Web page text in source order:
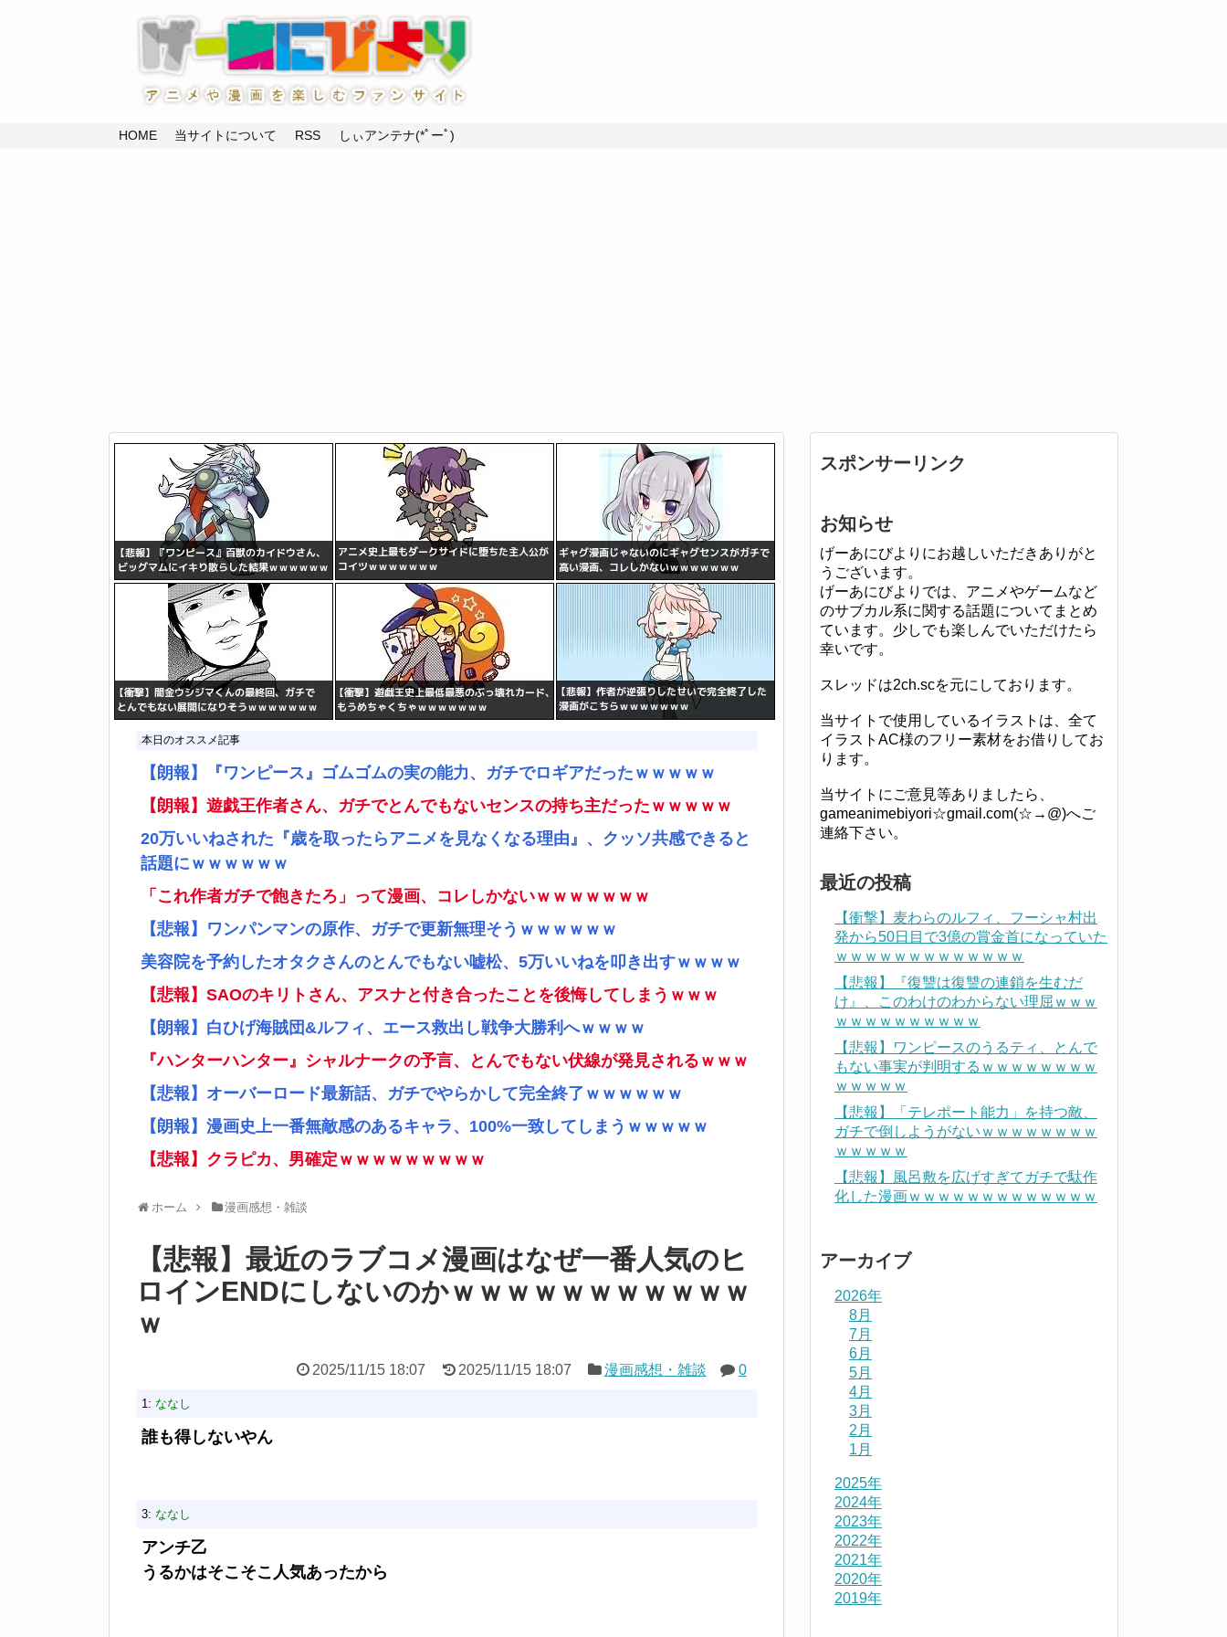
HOME 当サイトについて RSS しぃアンテナ(*ﾟーﾟ)
本日のオススメ記事
【朗報】『ワンピース』ゴムゴムの実の能力、ガチでロギアだったｗｗｗｗｗ
【朗報】遊戯王作者さん、ガチでとんでもないセンスの持ち主だったｗｗｗｗｗ
20万いいねされた『歳を取ったらアニメを見なくなる理由』、クッソ共感できると
話題にｗｗｗｗｗｗ
「これ作者ガチで飽きたろ」って漫画、コレしかないｗｗｗｗｗｗｗ
【悲報】ワンパンマンの原作、ガチで更新無理そうｗｗｗｗｗｗ
美容院を予約したオタクさんのとんでもない嘘松、5万いいねを叩き出すｗｗｗｗ
【悲報】SAOのキリトさん、アスナと付き合ったことを後悔してしまうｗｗｗ
【朗報】白ひげ海賊団&ルフィ、エース救出し戦争大勝利へｗｗｗｗ
『ハンターハンター』シャルナークの予言、とんでもない伏線が発見されるｗｗｗ
【悲報】オーバーロード最新話、ガチでやらかして完全終了ｗｗｗｗｗｗ
【朗報】漫画史上一番無敵感のあるキャラ、100%一致してしまうｗｗｗｗｗ
【悲報】クラピカ、男確定ｗｗｗｗｗｗｗｗｗ
ホーム 漫画感想・雑談
【悲報】最近のラブコメ漫画はなぜ一番人気のヒ
ロインENDにしないのかｗｗｗｗｗｗｗｗｗｗｗ
ｗ
2025/11/15 18:07 2025/11/15 18:07 漫画感想・雑談 0
1: ななし
誰も得しないやん
3: ななし
アンチ乙
うるかはそこそこ人気あったから
スポンサーリンク
お知らせ
げーあにびよりにお越しいただきありがと
うございます。
げーあにびよりでは、アニメやゲームなど
のサブカル系に関する話題についてまとめ
ています。少しでも楽しんでいただけたら
幸いです。
スレッドは2ch.scを元にしております。
当サイトで使用しているイラストは、全て
イラストAC様のフリー素材をお借りしてお
ります。
当サイトにご意見等ありましたら、
gameanimebiyori☆gmail.com(☆→@)へご
連絡下さい。
最近の投稿
【衝撃】麦わらのルフィ、フーシャ村出
発から50日目で3億の賞金首になっていた
ｗｗｗｗｗｗｗｗｗｗｗｗｗ
【悲報】『復讐は復讐の連鎖を生むだ
け』、このわけのわからない理屈ｗｗｗ
ｗｗｗｗｗｗｗｗｗｗ
【悲報】ワンピースのうるティ、とんで
もない事実が判明するｗｗｗｗｗｗｗｗ
ｗｗｗｗｗ
【悲報】「テレポート能力」を持つ敵、
ガチで倒しようがないｗｗｗｗｗｗｗｗ
ｗｗｗｗｗ
【悲報】風呂敷を広げすぎてガチで駄作
化した漫画ｗｗｗｗｗｗｗｗｗｗｗｗｗ
アーカイブ
2026年
8月
7月
6月
5月
4月
3月
2月
1月
2025年
2024年
2023年
2022年
2021年
2020年
2019年